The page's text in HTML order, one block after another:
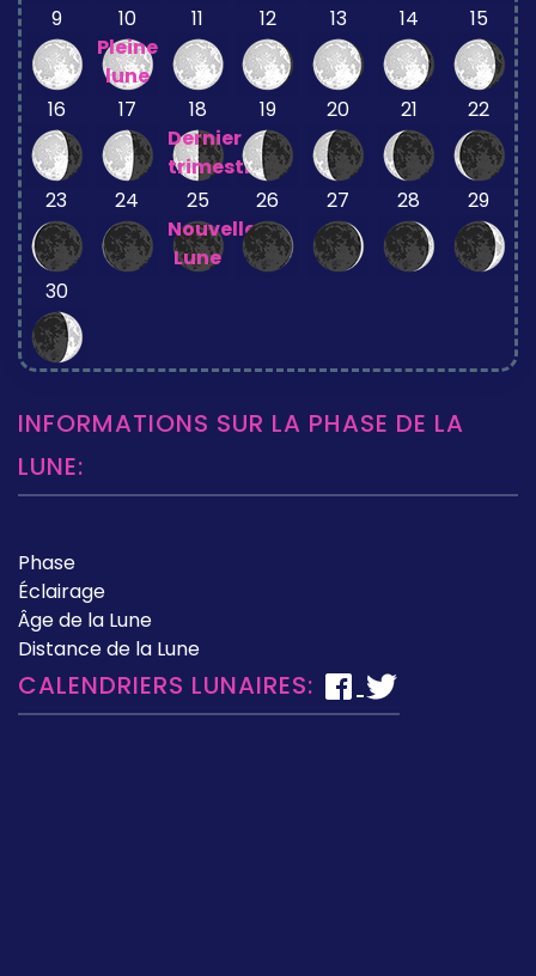
9
10
Pleine
lune
11 12 13 14 15
16 17
18
Dernier
trimestre
19 20 21 22
23 24
25
Nouvelle
Lune
26 27 28 29
30
INFORMATIONS SUR LA PHASE DE LA
LUNE:
Phase
Éclairage
Âge de la Lune
Distance de la Lune
CALENDRIERS LUNAIRES: